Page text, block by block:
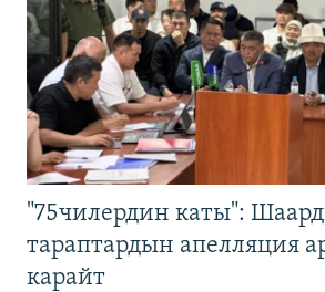
"75чилердин каты":
тараптардын апелляция
карайт